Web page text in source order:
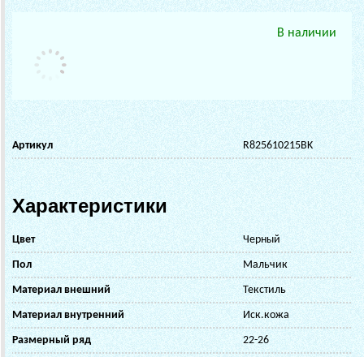
В наличии
Артикул R825610215BK
Характеристики
Цвет Черный
Пол Мальчик
Материал внешний Текстиль
Материал внутренний Иск.кожа
Размерный ряд 22-26